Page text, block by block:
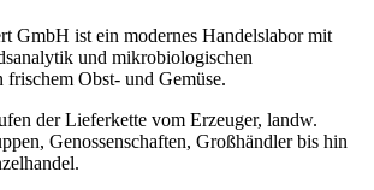
GmbH ist ein modernes Handelslabor mit
und mikrobiologischen
Obst- und Gemüse.
der Lieferkette vom Erzeuger, landw.
Genossenschaften, Großhändler bis hin